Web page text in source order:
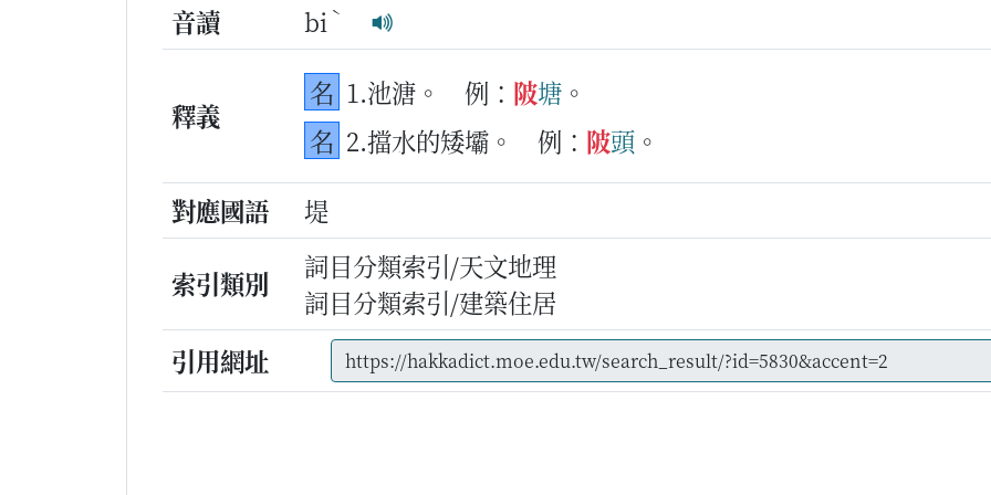
音讀 bi ˋ
釋義
名 1.池溏。 例： 陂塘 。
名 2.擋水的矮壩。 例： 陂頭 。
對應國語
堤
索引類別
詞目分類索引/天文地理
詞目分類索引/建築住居
引用網址